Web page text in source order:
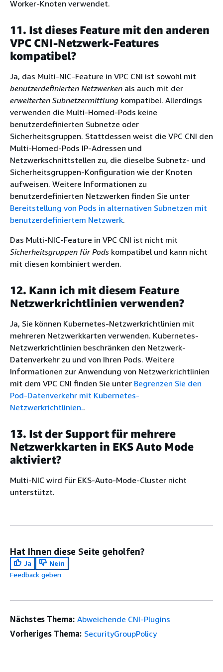
Worker-Knoten verwendet.
11. Ist dieses Feature mit den anderen
VPC CNI-Netzwerk-Features
kompatibel?
Ja, das Multi-NIC-Feature in VPC CNI ist sowohl mit
benutzerdefinierten Netzwerken als auch mit der
erweiterten Subnetzermittlung kompatibel. Allerdings
verwenden die Multi-Homed-Pods keine
benutzerdefinierten Subnetze oder
Sicherheitsgruppen. Stattdessen weist die VPC CNI den
Multi-Homed-Pods IP-Adressen und
Netzwerkschnittstellen zu, die dieselbe Subnetz- und
Sicherheitsgruppen-Konfiguration wie der Knoten
aufweisen. Weitere Informationen zu
benutzerdefinierten Netzwerken finden Sie unter
Bereitstellung von Pods in alternativen Subnetzen mit
benutzerdefiniertem Netzwerk.
Das Multi-NIC-Feature in VPC CNI ist nicht mit
Sicherheitsgruppen für Pods kompatibel und kann nicht
mit diesen kombiniert werden.
12. Kann ich mit diesem Feature
Netzwerkrichtlinien verwenden?
Ja, Sie können Kubernetes-Netzwerkrichtlinien mit
mehreren Netzwerkkarten verwenden. Kubernetes-
Netzwerkrichtlinien beschränken den Netzwerk-
Datenverkehr zu und von Ihren Pods. Weitere
Informationen zur Anwendung von Netzwerkrichtlinien
mit dem VPC CNI finden Sie unter Begrenzen Sie den
Pod-Datenverkehr mit Kubernetes-
Netzwerkrichtlinien..
13. Ist der Support für mehrere
Netzwerkkarten in EKS Auto Mode
aktiviert?
Multi-NIC wird für EKS-Auto-Mode-Cluster nicht
unterstützt.
Hat Ihnen diese Seite geholfen?
Ja
Nein
Feedback geben
Nächstes Thema: Abweichende CNI-Plugins
Vorheriges Thema: SecurityGroupPolicy